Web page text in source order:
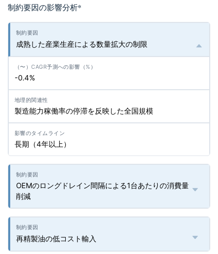
制約要因の影響分析*
成熟した産業生産による数量拡大の制限
-0.4%
製造能力稼働率の停滞を反映した全国規模
長期（4年以上）
OEMのロングドレイン間隔による1台あたりの消費量
削減
再精製油の低コスト輸入